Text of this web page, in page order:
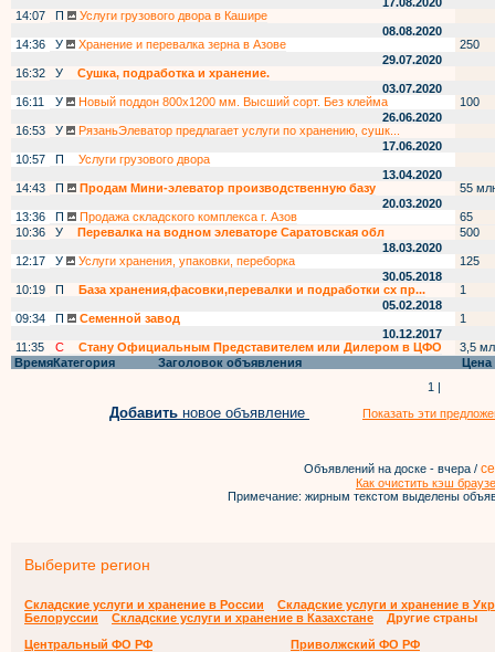
14:07
П
Услуги грузового двора в Кашире
08.08.2020
14:36
У Хранение и перевалка зерна в Азове
250
29.07.2020
16:32
У
Сушка, подработка и хранение.
03.07.2020
16:11
У Новый поддон 800х1200 мм. Высший сорт. Без клейма
100
26.06.2020
16:53
У
РязаньЭлеватор предлагает услуги по хранению, сушк...
17.06.2020
10:57
П
Услуги грузового двора
13.04.2020
14:43
П Продам Мини-элеватор производственную базу
55
20.03.2020
13:36
П Продажа складского комплекса г. Азов
65
10:36
У Перевалка на водном элеваторе Саратовская обл
500
18.03.2020
12:17
У Услуги хранения, упаковки, переборка
125
30.05.2018
10:19
П База хранения,фасовки,перевалки и подработки сх пр...
1
05.02.2018
09:34
П Семенной завод
1
10.12.2017
11:35
С Стану Официальным Представителем или Дилером в ЦФО
3,5
ВремяКатегория Заголовок объявления
Цена
1 |
Добавить новое объявление Показать эти
Объявлений на доске - вчера /
Как очистить кэш
Примечание: жирным текстом выделены
Выберите регион
Складские услуги и хранение в России
Складские услуги и хранение в
Белоруссии
Складские услуги и хранение в Казахстане
Другие страны
Центральный ФО РФ
Приволжский ФО РФ